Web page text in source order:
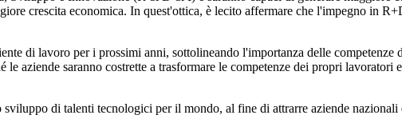
crescita economica. In quest'ottica, è lecito affermare che l'impegno in
di lavoro per i prossimi anni, sottolineando l'importanza delle competenze
saranno costrette a trasformare le competenze dei propri lavoratori
di talenti tecnologici per il mondo, al fine di attrarre aziende nazionali